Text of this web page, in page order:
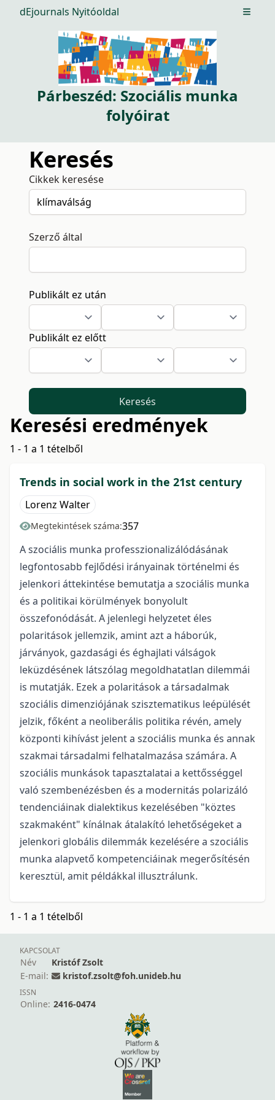
dEjournals Nyitóoldal Open
Párbeszéd: Szociális munka
folyóirat
Keresés
Cikkek keresése
Szerző által
Publikált ez után
Publikált ez előtt
Keresés
Keresési eredmények
1 - 1 a 1 tételből
Trends in social work in the 21st century
Lorenz Walter
Megtekintések száma:357
A szociális munka professzionalizálódásának
legfontosabb fejlődési irányainak történelmi és
jelenkori áttekintése bemutatja a szociális munka
és a politikai körülmények bonyolult
összefonódását. A jelenlegi helyzetet éles
polaritások jellemzik, amint azt a háborúk,
járványok, gazdasági és éghajlati válságok
leküzdésének látszólag megoldhatatlan dilemmái
is mutatják. Ezek a polaritások a társadalmak
szociális dimenziójának szisztematikus leépülését
jelzik, főként a neoliberális politika révén, amely
központi kihívást jelent a szociális munka és annak
szakmai társadalmi felhatalmazása számára. A
szociális munkások tapasztalatai a kettősséggel
való szembenézésben és a modernitás polarizáló
tendenciáinak dialektikus kezelésében "köztes
szakmaként" kínálnak átalakító lehetőségeket a
jelenkori globális dilemmák kezelésére a szociális
munka alapvető kompetenciáinak megerősítésén
keresztül, amit példákkal illusztrálunk.
1 - 1 a 1 tételből
KAPCSOLAT
Név
Kristóf Zsolt
E-mail:
kristof.zsolt@foh.unideb.hu
ISSN
Online: 2416-0474